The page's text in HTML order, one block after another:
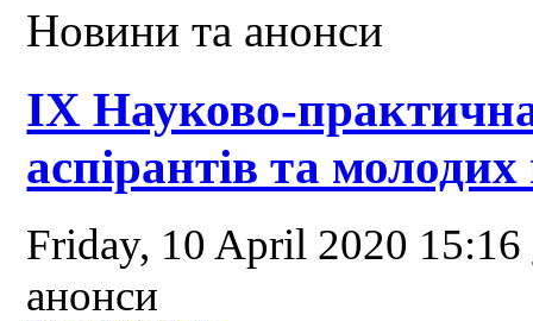
Новини та анонси
ІХ Науково-
аспірантів та
Friday, 10 April 2020 15:16
анонси